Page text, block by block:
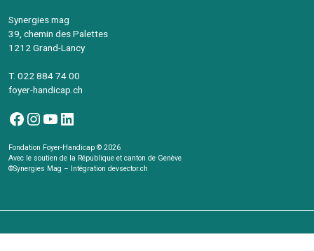
Synergies mag
39, chemin des Palettes
1212 Grand-Lancy
T. 022 884 74 00
foyer-handicap.ch
Facebook
Instagram
YouTube
LinkedIn
Fondation Foyer-Handicap © 2026
Avec le soutien de la République et canton de Genève
©Synergies Mag – Intégration devsector.ch